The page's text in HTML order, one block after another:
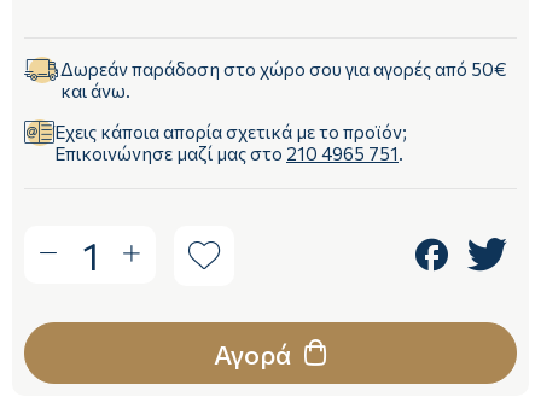
Δωρεάν παράδοση στο χώρο σου για αγορές από 50€
και άνω.
Έχεις κάποια απορία σχετικά με το προϊόν;
Επικοινώνησε μαζί μας στο 210 4965 751.
1
Αγορά